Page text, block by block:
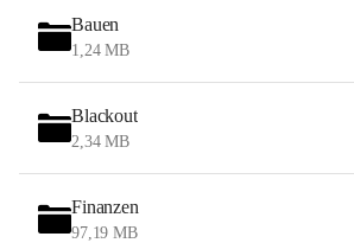
Bauen
1,24 MB
Blackout
2,34 MB
Finanzen
97,19 MB